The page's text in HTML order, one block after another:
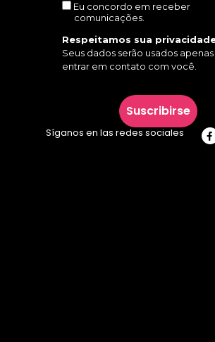
Eu concordo em receber
comunicações.
Respeitamos sua
Seus dados serão usados apenas
entrar em contato com você.
Suscribirse
Síganos en las redes sociales